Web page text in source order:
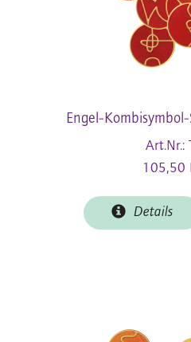
Engel-
Art.Nr.:
105,50
Details